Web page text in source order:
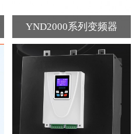
YND2000系列变频器